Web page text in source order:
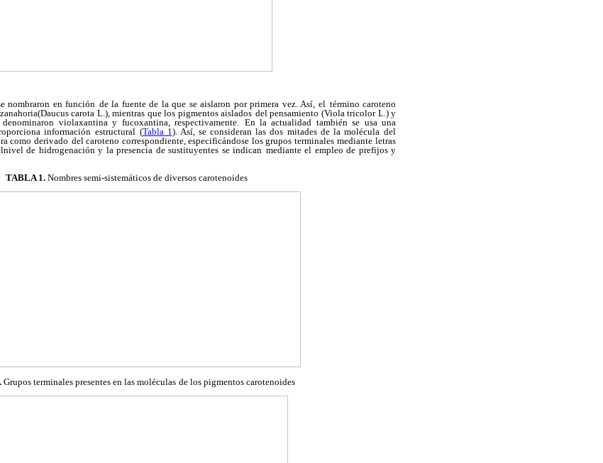
nombraron en función de la fuente de la que se aislaron por primera vez. Así, el término caroteno
carota L.), mientras que los pigmentos aislados del pensamiento (Viola tricolor L.) y
violaxantina y fucoxantina, respectivamente.
En la actualidad también se usa una
información estructural (Tabla 1 ). Así, se consideran las dos mitades de la molécula del
como derivado del caroteno correspondiente, especificándose los grupos terminales mediante letras
de hidrogenación y la presencia de sustituyentes se indican mediante el empleo de prefijos y
TABLA 1. Nombres semi-sistemáticos de diversos carotenoides
Grupos terminales presentes en las moléculas de los pigmentos carotenoides